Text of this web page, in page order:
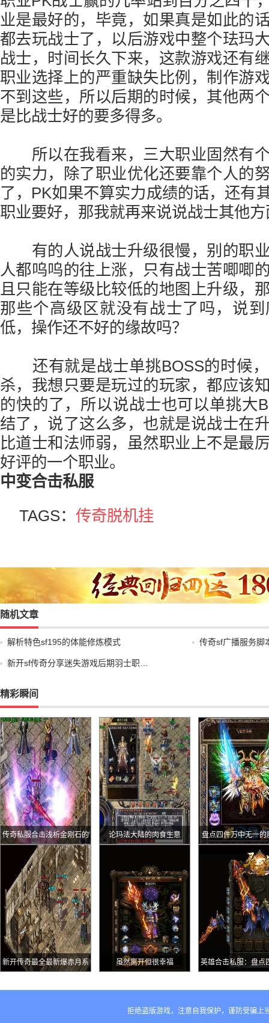
业是最好的，毕竟，如果真是如此的
都去玩战士了，以后游戏中整个珐玛
战士，时间长久下来，这款游戏还有
职业选择上的严重缺失比例，制作游
不到这些，所以后期的时候，其他两
是比战士好的要多得多。
所以在我看来，三大职业固然有个
的实力，除了职业优化还要靠个人的
了，PK如果不算实力成绩的话，还有
职业要好，那我就再来说说战士其他
有的人说战士升级很慢，别的职业
人都呜呜的往上涨，只有战士苦唧唧
且只能在等级比较低的地图上升级，
那些个高级区就没有战士了吗，说
低，操作还不好的缘故吗？
还有就是战士单挑BOSS的时候，
杀，我想只要是玩过的玩家，都应该
的快的了，所以说战士也可以单挑大
结了，说了这么多，也就是说战士在
比道士和法师弱，虽然职业上不是最
好评的一个职业。
中变合击私服
TAGS： 传奇脱机挂
随机文章
解析特色sf195的体能修炼模式 传奇sf广播服务
新开sf传奇分享迷失游戏后期羽士职…
精彩瞬间
传奇私服合击浅析金刚石的
三大用途第三点和非官服设
定类似
论玛法大陆的肉食生意 盘点四件万中无一的
品装备最后一件太难
新开传奇最全最新爆赤月系 虽然离开但很幸福 英雄合击私服：盘点
拒绝盗版游戏，注意自我保护，谨防受骗上